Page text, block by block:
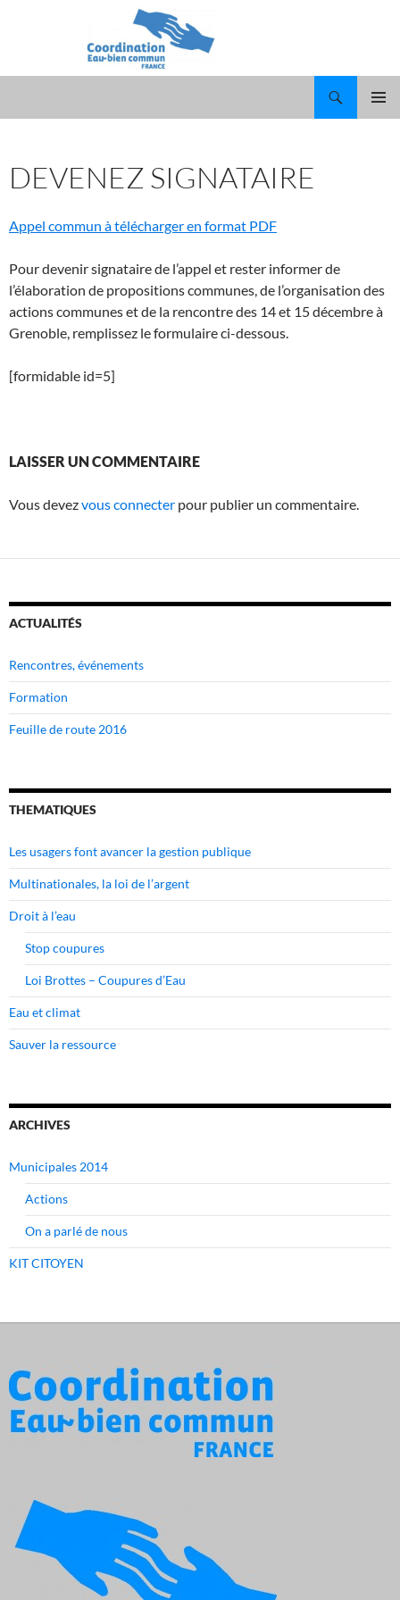
DEVENEZ SIGNATAIRE
Appel commun à télécharger en format PDF
Pour devenir signataire de l’appel et rester informer de
l’élaboration de propositions communes, de l’organisation des
actions communes et de la rencontre des 14 et 15 décembre à
Grenoble, remplissez le formulaire ci-dessous.
[formidable id=5]
LAISSER UN COMMENTAIRE
Vous devezvous connecter pour publier un commentaire.
ACTUALITÉS
Rencontres, événements
Formation
Feuille de route 2016
THEMATIQUES
Les usagers font avancer la gestion publique
Multinationales, la loi de l’argent
Droit à l’eau
Stop coupures
Loi Brottes – Coupures d’Eau
Eau et climat
Sauver la ressource
ARCHIVES
Municipales 2014
Actions
On a parlé de nous
KIT CITOYEN